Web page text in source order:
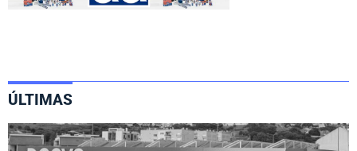
ÚLTIMAS